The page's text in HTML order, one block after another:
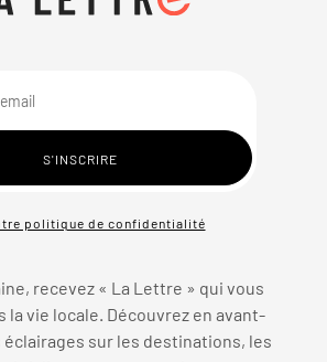
politique de confidentialité
recevez « La Lettre » qui vous
la vie locale. Découvrez en avant-
sur les destinations, les